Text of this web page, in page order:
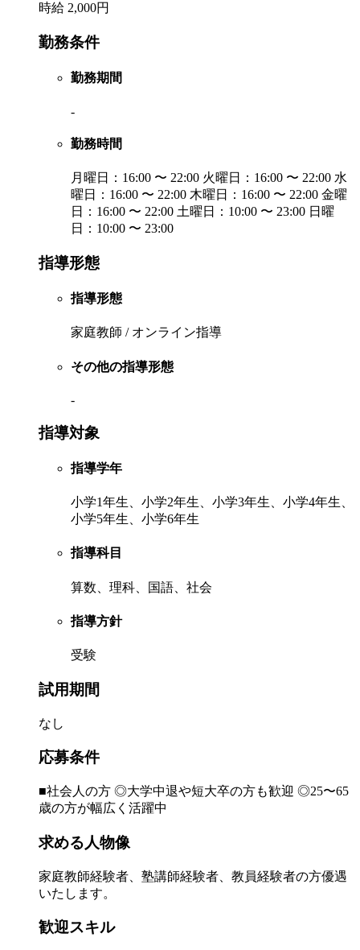
時給 2,000円
勤務条件
勤務期間
-
勤務時間
月曜日：16:00 〜 22:00 火曜日：16:00 〜 22:00 水
曜日：16:00 〜 22:00 木曜日：16:00 〜 22:00 金曜
日：16:00 〜 22:00 土曜日：10:00 〜 23:00 日曜
日：10:00 〜 23:00
指導形態
指導形態
家庭教師 / オンライン指導
その他の指導形態
-
指導対象
指導学年
小学1年生、小学2年生、小学3年生、小学4年生、
小学5年生、小学6年生
指導科目
算数、理科、国語、社会
指導方針
受験
試用期間
なし
応募条件
■社会人の方 ◎大学中退や短大卒の方も歓迎 ◎25〜65
歳の方が幅広く活躍中
求める人物像
家庭教師経験者、塾講師経験者、教員経験者の方優遇
いたします。
歓迎スキル